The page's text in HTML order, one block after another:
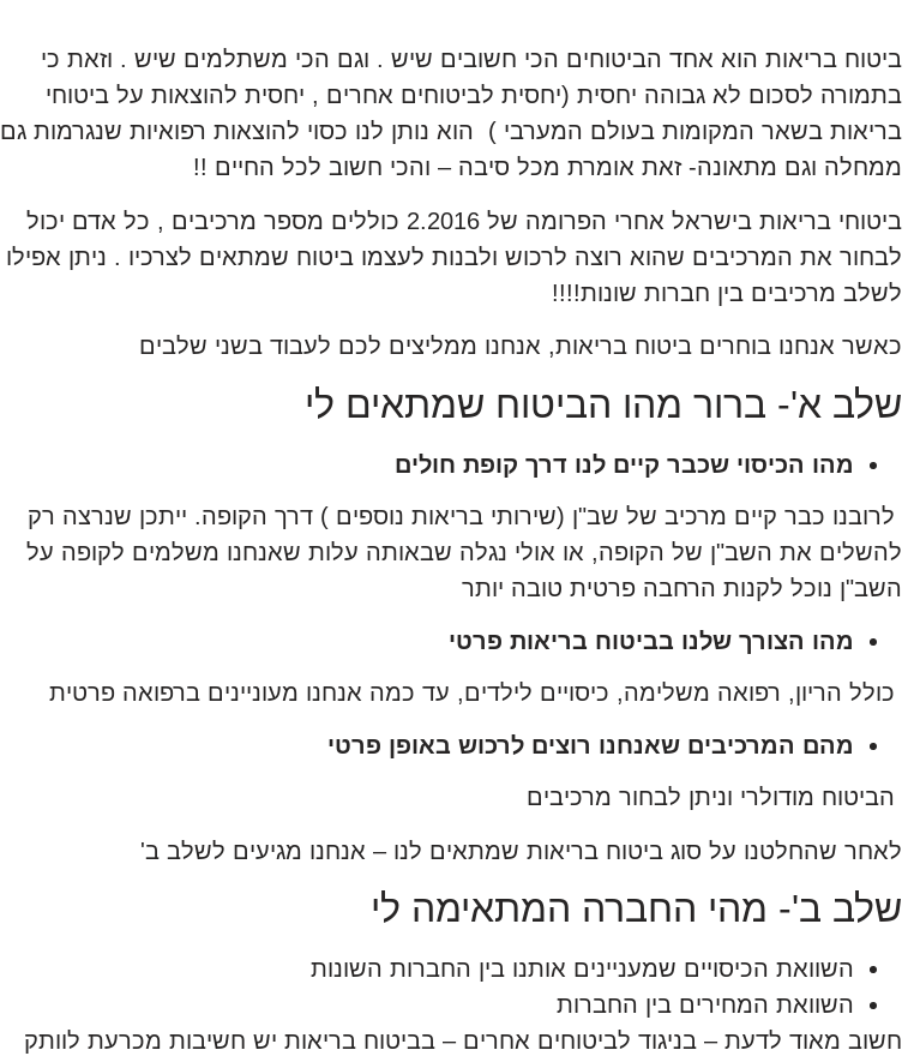
ביטוח בריאות הוא אחד הביטוחים הכי חשובים שיש . וגם הכי משתלמים שיש . וזאת כי
בתמורה לסכום לא גבוהה יחסית (יחסית לביטוחים אחרים , יחסית להוצאות על ביטוחי
בריאות בשאר המקומות בעולם המערבי ) הוא נותן לנו כסוי להוצאות רפואיות שנגרמות גם
ממחלה וגם מתאונה- זאת אומרת מכל סיבה – והכי חשוב לכל החיים !!
ביטוחי בריאות בישראל אחרי הפרומה של 2.2016 כוללים מספר מרכיבים , כל אדם יכול
לבחור את המרכיבים שהוא רוצה לרכוש ולבנות לעצמו ביטוח שמתאים לצרכיו . ניתן אפילו
לשלב מרכיבים בין חברות שונות!!!!
כאשר אנחנו בוחרים ביטוח בריאות, אנחנו ממליצים לכם לעבוד בשני שלבים
שלב א'- ברור מהו הביטוח שמתאים לי
מהו הכיסוי שכבר קיים לנו דרך קופת חולים
לרובנו כבר קיים מרכיב של שב"ן (שירותי בריאות נוספים ) דרך הקופה. ייתכן שנרצה רק
להשלים את השב"ן של הקופה, או אולי נגלה שבאותה עלות שאנחנו משלמים לקופה על
השב"ן נוכל לקנות הרחבה פרטית טובה יותר
מהו הצורך שלנו בביטוח בריאות פרטי
כולל הריון, רפואה משלימה, כיסויים לילדים, עד כמה אנחנו מעוניינים ברפואה פרטית
מהם המרכיבים שאנחנו רוצים לרכוש באופן פרטי
הביטוח מודולרי וניתן לבחור מרכיבים
לאחר שהחלטנו על סוג ביטוח בריאות שמתאים לנו – אנחנו מגיעים לשלב ב'
שלב ב'- מהי החברה המתאימה לי
השוואת הכיסויים שמעניינים אותנו בין החברות השונות
השוואת המחירים בין החברות
חשוב מאוד לדעת – בניגוד לביטוחים אחרים – בביטוח בריאות יש חשיבות מכרעת לוותק